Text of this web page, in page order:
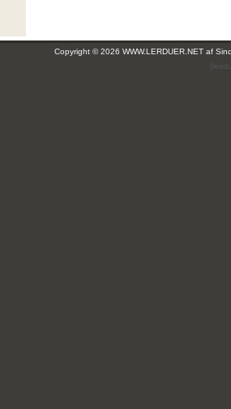
Copyright © 2026 WWW.LERDUER.NET af